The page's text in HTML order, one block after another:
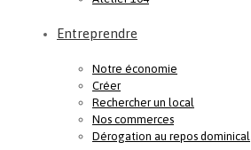
Entreprendre
Notre économie
Créer
Rechercher un local
Nos commerces
Dérogation au repos dominical